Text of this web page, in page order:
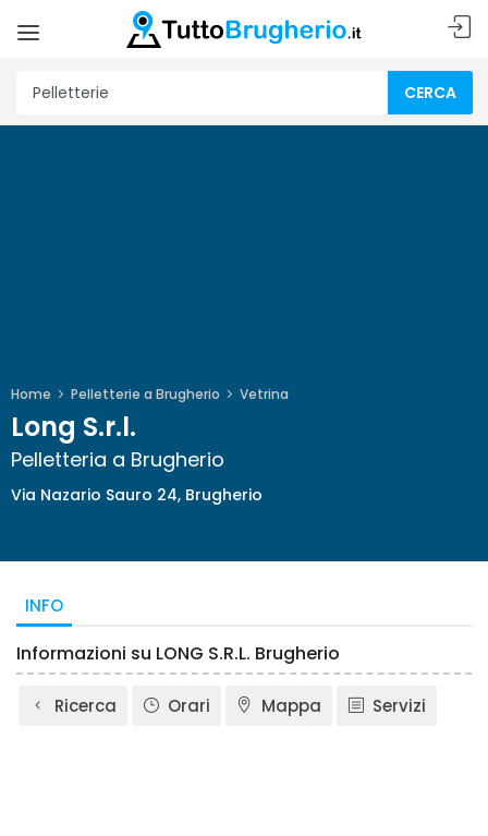
CERCA
Home Pelletterie a Brugherio Vetrina
Long S.r.l.
Pelletteria a Brugherio
Via Nazario Sauro 24, Brugherio
INFO
Informazioni su LONG S.R.L. Brugherio
Ricerca Orari Mappa Servizi